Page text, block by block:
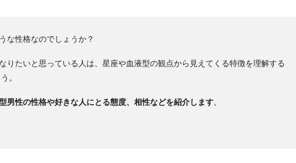
な性格なのでしょうか？
りたいと思っている人は、星座や血液型の観点から見えてくる特徴を理解する
。
男性の性格や好きな人にとる態度、相性などを紹介します。